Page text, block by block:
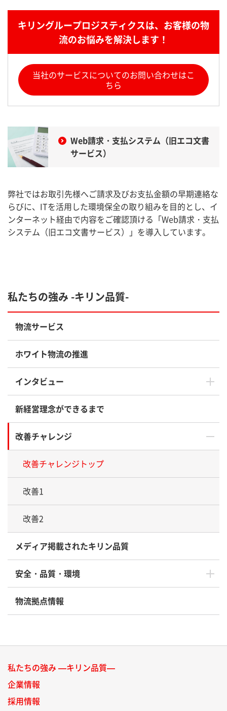
キリングループロジスティクスは、お客様の物
流のお悩みを解決します！
当社のサービスについてのお問い合わせはこ
ちら
Web請求・支払システム（旧エコ文書
サービス）
弊社ではお取引先様へご請求及びお支払金額の早期連絡な
らびに、ITを活用した環境保全の取り組みを目的とし、イ
ンターネット経由で内容をご確認頂ける「Web請求・支払
システム（旧エコ文書サービス）」を導入しています。
私たちの強み -キリン品質-
物流サービス
ホワイト物流の推進
インタビュー
新経営理念ができるまで
改善チャレンジ
改善チャレンジトップ
改善1
改善2
メディア掲載されたキリン品質
安全・品質・環境
物流拠点情報
私たちの強み —キリン品質—
企業情報
採用情報